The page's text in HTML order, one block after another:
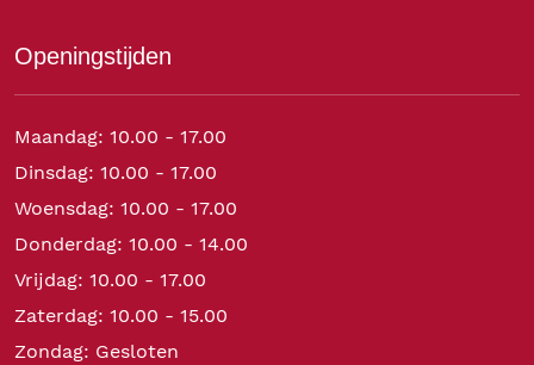
Openingstijden
Maandag: 10.00 - 17.00
Dinsdag: 10.00 - 17.00
Woensdag: 10.00 - 17.00
Donderdag: 10.00 - 14.00
Vrijdag: 10.00 - 17.00
Zaterdag: 10.00 - 15.00
Zondag: Gesloten